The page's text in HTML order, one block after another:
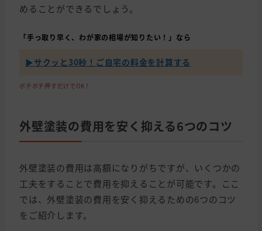
めることができるでしょう。
「手っ取り早く、わが家の相場が知りたい！」なら
▶︎サクッと30秒！ご自宅の料金を計算する
ポチポチ押すだけでOK！
外壁塗装の費用を安く抑える6つのコツ
外壁塗装の費用は高額になりがちですが、いくつかの
工夫をすることで費用を抑えることが可能です。ここ
では、外壁塗装の費用を安く抑えるための6つのコツ
をご紹介します。